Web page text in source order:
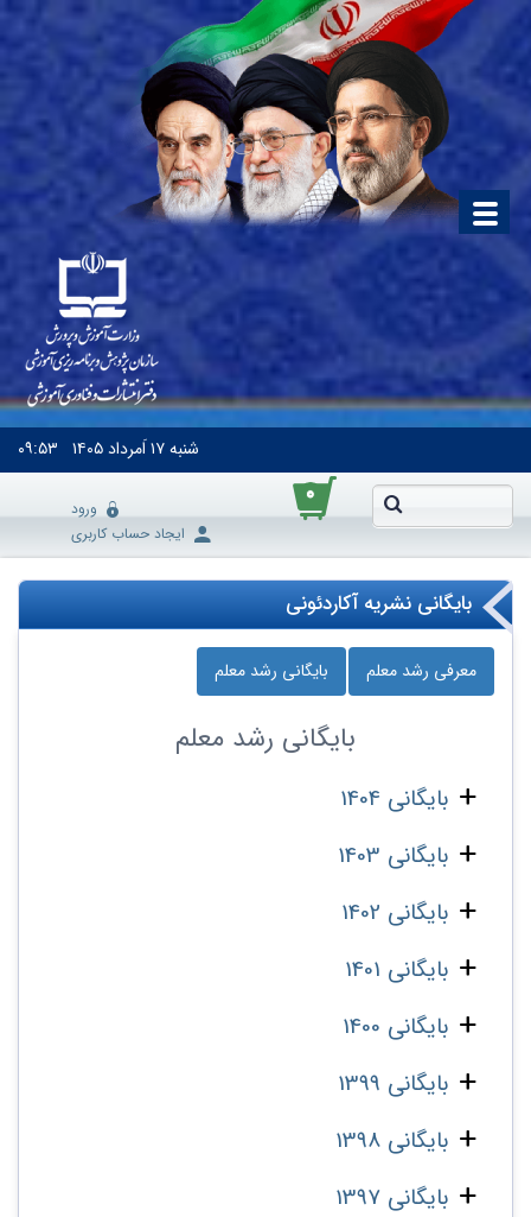
شنبه۱۷ اَمرداد ۱۴۰۵ ۰۹:۵۳
۰
ورود
ایجاد حساب کاربری
بایگانی نشریه آکاردئونی
معرفی رشد معلم بایگانی رشد معلم
بایگانی رشد معلم
بایگانی 1404
بایگانی 1403
بایگانی 1402
بایگانی 1401
بایگانی 1400
بایگانی 1399
بایگانی 1398
بایگانی 1397